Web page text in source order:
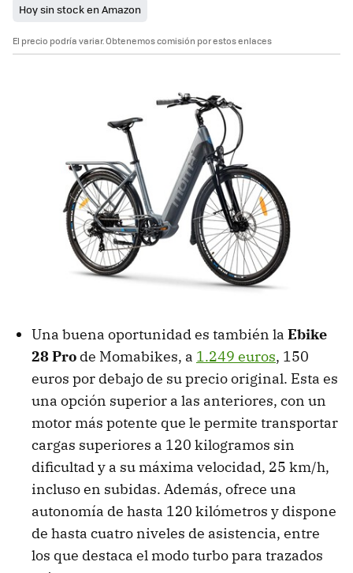
Hoy sin stock en Amazon
El precio podría variar. Obtenemos comisión por estos enlaces
Una buena oportunidad es también la Ebike
28 Pro de Momabikes, a 1.249 euros, 150
euros por debajo de su precio original. Esta es
una opción superior a las anteriores, con un
motor más potente que le permite transportar
cargas superiores a 120 kilogramos sin
dificultad y a su máxima velocidad, 25 km/h,
incluso en subidas. Además, ofrece una
autonomía de hasta 120 kilómetros y dispone
de hasta cuatro niveles de asistencia, entre
los que destaca el modo turbo para trazados